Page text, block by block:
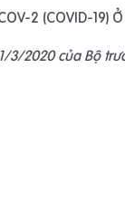
2 (COVID-19)
3/2020 của Bộ